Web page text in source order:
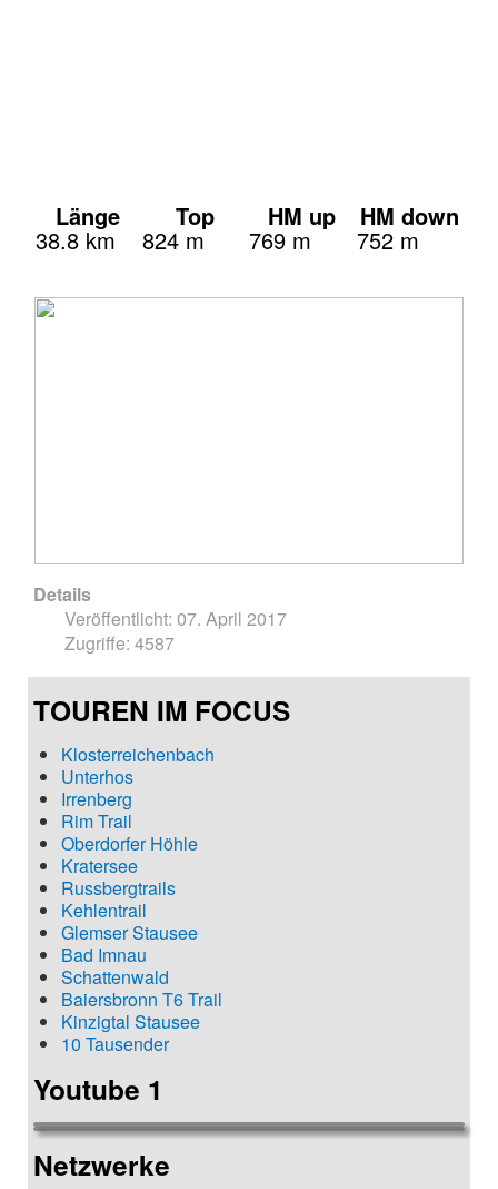
Länge Top HM up HM down
38.8 km 824 m 769 m 752 m
Details
Veröffentlicht: 07. April 2017
Zugriffe: 4587
TOUREN IM FOCUS
Klosterreichenbach
Unterhos
Irrenberg
Rim Trail
Oberdorfer Höhle
Kratersee
Russbergtrails
Kehlentrail
Glemser Stausee
Bad Imnau
Schattenwald
Baiersbronn T6 Trail
Kinzigtal Stausee
10 Tausender
Youtube 1
Netzwerke